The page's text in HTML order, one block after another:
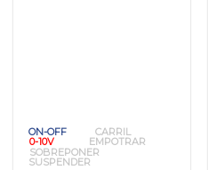
ON-OFF
CARRIL
0-10V
EMPOTRAR
SOBREPONER
SUSPENDER